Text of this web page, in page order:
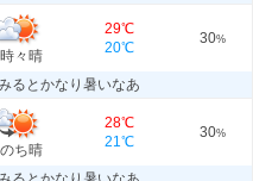
々晴
29℃
20℃
30%
るとかなり暑いなあ
ち晴
28℃
21℃
30%